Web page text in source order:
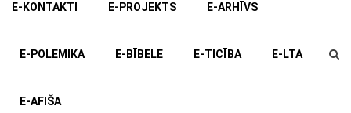
E-KONTAKTI E-PROJEKTS E-ARHĪVS
E-POLEMIKA E-BĪBELE E-TICĪBA E-LTA
E-AFIŠA